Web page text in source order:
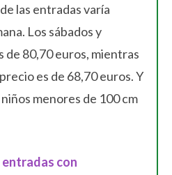
las entradas varía
Los sábados y
de 80,70 euros, mientras
es de 68,70 euros. Y
menores de 100 cm
con